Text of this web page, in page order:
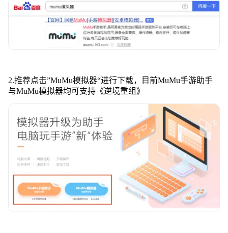
2.推荐点击”MuMu模拟器“进行下载，目前MuMu手游助手
与MuMu模拟器均可支持《逆境重组》